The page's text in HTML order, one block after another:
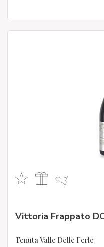
Vittoria Frappato
Tenuta Valle Delle Ferle